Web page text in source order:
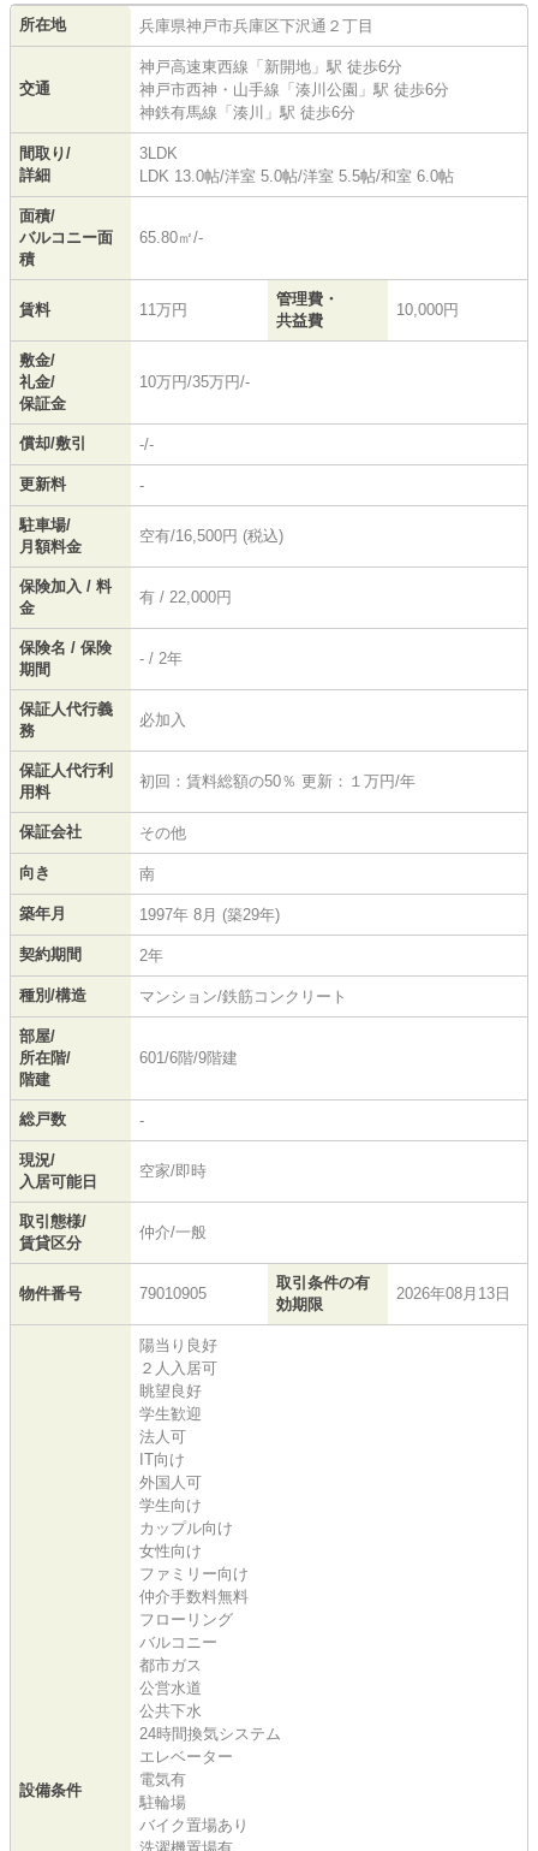
所在地 兵庫県神戸市兵庫区下沢通 ２丁目
交通
神戸高速東西線 「 新開地 」駅 徒歩6分
神戸市西神・山手線 「 湊川公園 」駅 徒歩6分
神鉄有馬線 「 湊川 」駅 徒歩6分
間取り/
詳細
3LDK
LDK 13.0帖/洋室 5.0帖/洋室 5.5帖/和室 6.0帖
面積/
バルコニー面
積
65.80㎡/-
賃料 11万円
管理費・
共益費
10,000円
敷金/
礼金/
保証金
10万円/35万円/-
償却/敷引 -/-
更新料 -
駐車場/
月額料金
空有/16,500円 (税込)
保険加入 / 料
金
有 / 22,000円
保険名 / 保険
期間
- / 2年
保証人代行義
務
必加入
保証人代行利
用料
初回：賃料総額の50％ 更新：１万円/年
保証会社 その他
向き 南
築年月 1997年 8月 (築29年)
契約期間 2年
種別/構造 マンション/鉄筋コンクリート
部屋/
所在階/
階建
601/6階/9階建
総戸数 -
現況/
入居可能日
空家/即時
取引態様/
賃貸区分
仲介/一般
物件番号 79010905
取引条件の有
効期限
2026年08月13日
設備条件
陽当り良好
２人入居可
眺望良好
学生歓迎
法人可
IT向け
外国人可
学生向け
カップル向け
女性向け
ファミリー向け
仲介手数料無料
フローリング
バルコニー
都市ガス
公営水道
公共下水
24時間換気システム
エレベーター
電気有
駐輪場
バイク置場あり